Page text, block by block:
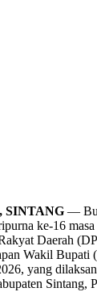
SINTANG —
ke-16
Daerah
Wakil Bupati
yang
Sintang,